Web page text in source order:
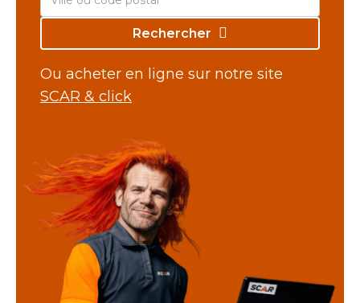
Rechercher
Ou acheter en ligne sur notre site
SCAR & click